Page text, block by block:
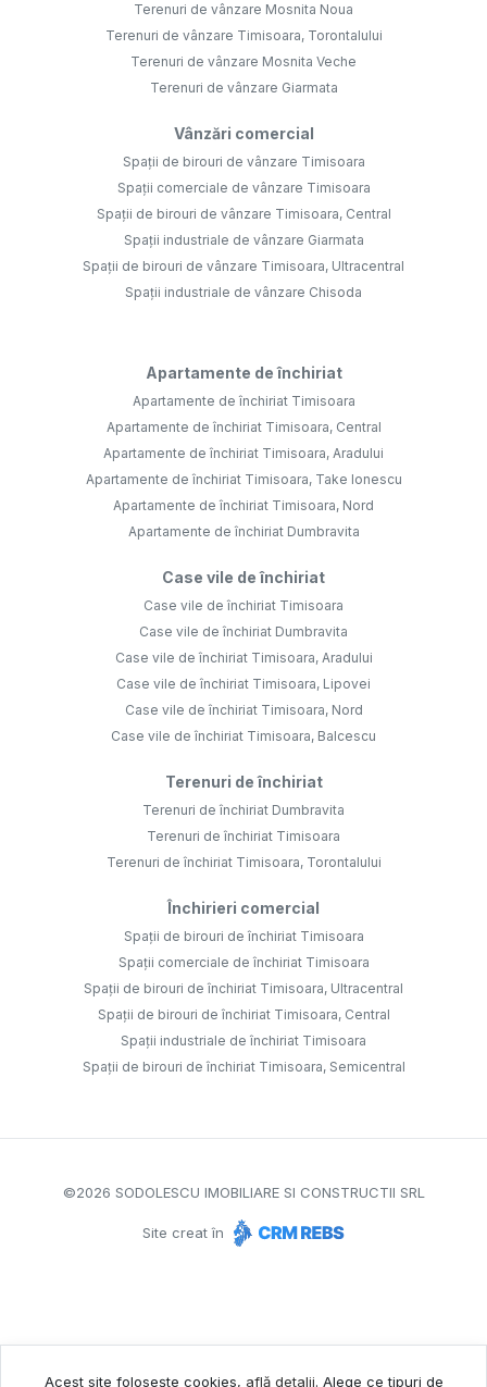
Terenuri de vânzare Mosnita Noua
Terenuri de vânzare Timisoara, Torontalului
Terenuri de vânzare Mosnita Veche
Terenuri de vânzare Giarmata
Vânzări comercial
Spații de birouri de vânzare Timisoara
Spații comerciale de vânzare Timisoara
Spații de birouri de vânzare Timisoara, Central
Spații industriale de vânzare Giarmata
Spații de birouri de vânzare Timisoara, Ultracentral
Spații industriale de vânzare Chisoda
Apartamente de închiriat
Apartamente de închiriat Timisoara
Apartamente de închiriat Timisoara, Central
Apartamente de închiriat Timisoara, Aradului
Apartamente de închiriat Timisoara, Take Ionescu
Apartamente de închiriat Timisoara, Nord
Apartamente de închiriat Dumbravita
Case vile de închiriat
Case vile de închiriat Timisoara
Case vile de închiriat Dumbravita
Case vile de închiriat Timisoara, Aradului
Case vile de închiriat Timisoara, Lipovei
Case vile de închiriat Timisoara, Nord
Case vile de închiriat Timisoara, Balcescu
Terenuri de închiriat
Terenuri de închiriat Dumbravita
Terenuri de închiriat Timisoara
Terenuri de închiriat Timisoara, Torontalului
Închirieri comercial
Spații de birouri de închiriat Timisoara
Spații comerciale de închiriat Timisoara
Spații de birouri de închiriat Timisoara, Ultracentral
Spații de birouri de închiriat Timisoara, Central
Spații industriale de închiriat Timisoara
Spații de birouri de închiriat Timisoara, Semicentral
©2026 SODOLESCU IMOBILIARE SI CONSTRUCTII SRL
Site creat în
Acest site folosește cookies, află detalii. Alege ce tipuri de